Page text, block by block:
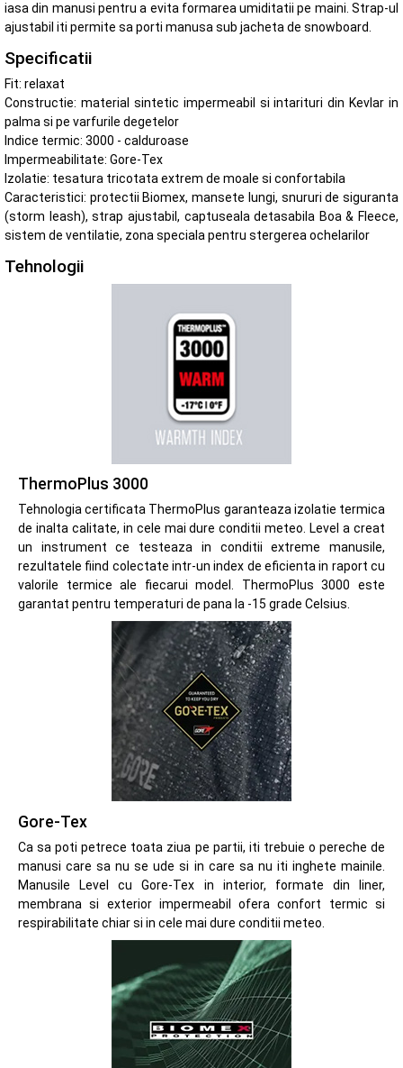
iasa din manusi pentru a evita formarea umiditatii pe maini. Strap-ul
ajustabil iti permite sa porti manusa sub jacheta de snowboard.
Specificatii
Fit: relaxat
Constructie: material sintetic impermeabil si intarituri din Kevlar in
palma si pe varfurile degetelor
Indice termic: 3000 - calduroase
Impermeabilitate: Gore-Tex
Izolatie: tesatura tricotata extrem de moale si confortabila
Caracteristici: protectii Biomex, mansete lungi, snururi de siguranta
(storm leash), strap ajustabil, captuseala detasabila Boa & Fleece,
sistem de ventilatie, zona speciala pentru stergerea ochelarilor
Tehnologii
ThermoPlus 3000
Tehnologia certificata ThermoPlus garanteaza izolatie termica
de inalta calitate, in cele mai dure conditii meteo. Level a creat
un instrument ce testeaza in conditii extreme manusile,
rezultatele fiind colectate intr-un index de eficienta in raport cu
valorile termice ale fiecarui model. ThermoPlus 3000 este
garantat pentru temperaturi de pana la -15 grade Celsius.
Gore-Tex
Ca sa poti petrece toata ziua pe partii, iti trebuie o pereche de
manusi care sa nu se ude si in care sa nu iti inghete mainile.
Manusile Level cu Gore-Tex in interior, formate din liner,
membrana si exterior impermeabil ofera confort termic si
respirabilitate chiar si in cele mai dure conditii meteo.